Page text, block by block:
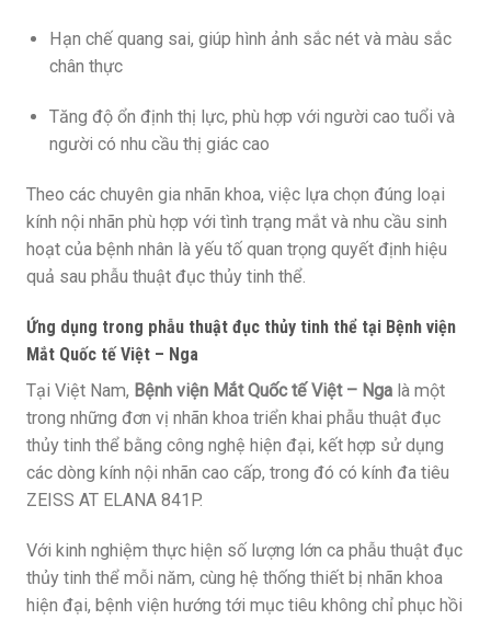
Hạn chế quang sai, giúp hình ảnh sắc nét và màu sắc
chân thực
Tăng độ ổn định thị lực, phù hợp với người cao tuổi và
người có nhu cầu thị giác cao
Theo các chuyên gia nhãn khoa, việc lựa chọn đúng loại
kính nội nhãn phù hợp với tình trạng mắt và nhu cầu sinh
hoạt của bệnh nhân là yếu tố quan trọng quyết định hiệu
quả sau phẫu thuật đục thủy tinh thể.
Ứng dụng trong phẫu thuật đục thủy tinh thể tại Bệnh viện
Mắt Quốc tế Việt – Nga
Tại Việt Nam, Bệnh viện Mắt Quốc tế Việt – Nga là một
trong những đơn vị nhãn khoa triển khai phẫu thuật đục
thủy tinh thể bằng công nghệ hiện đại, kết hợp sử dụng
các dòng kính nội nhãn cao cấp, trong đó có kính đa tiêu
ZEISS AT ELANA 841P.
Với kinh nghiệm thực hiện số lượng lớn ca phẫu thuật đục
thủy tinh thể mỗi năm, cùng hệ thống thiết bị nhãn khoa
hiện đại, bệnh viện hướng tới mục tiêu không chỉ phục hồi